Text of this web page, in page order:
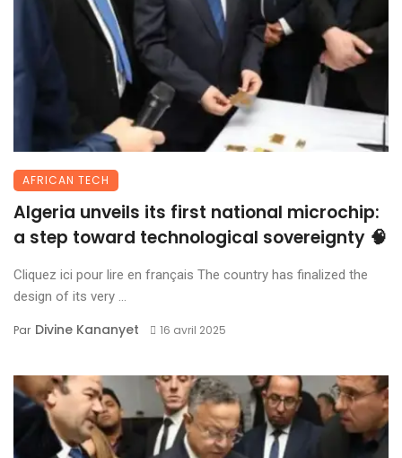
AFRICAN TECH
Algeria unveils its first national microchip:
a step toward technological sovereignty 🧠
Cliquez ici pour lire en français The country has finalized the
design of its very ...
Par Divine Kananyet 16 avril 2025